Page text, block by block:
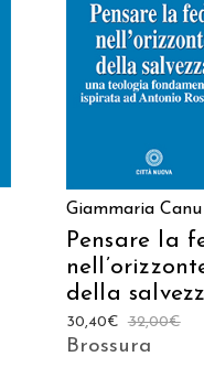
AGGIUNGI AL
CARRELLO
Giammaria Canu
Pensare la
della
32,00€
30,40€
Brossura